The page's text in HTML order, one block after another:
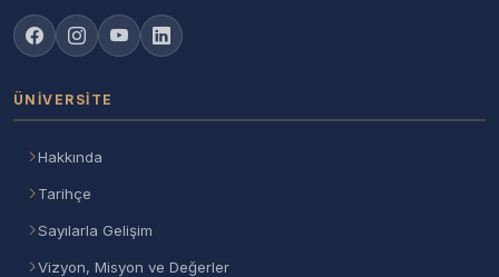
ÜNIVERSITE
Hakkında
Tarihçe
Sayılarla Gelişim
Vizyon, Misyon ve Değerler